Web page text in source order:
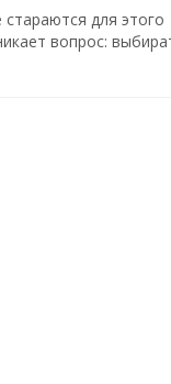
для этого
вопрос: